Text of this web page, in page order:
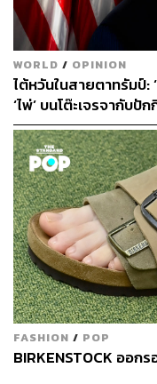
WORLD / OPINION
ไต้หวันในสายตาทรัมป์:
‘ไพ่’ บนโต๊ะเจรจากับปัก
FASHION / POP
BIRKENSTOCK ออก